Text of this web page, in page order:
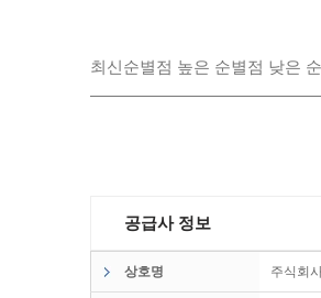
최신순별점 높은 순별점 낮은 순
공급사 정보
상호명 주식회